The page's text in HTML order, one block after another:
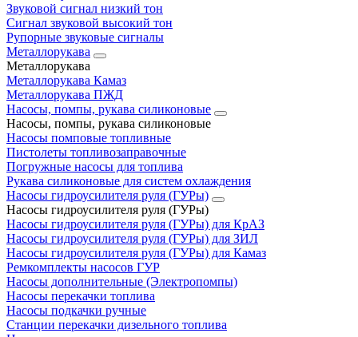
Звуковой сигнал низкий тон
Сигнал звуковой высокий тон
Рупорные звуковые сигналы
Металлорукава
Металлорукава
Металлорукава Камаз
Металлорукава ПЖД
Насосы, помпы, рукава силиконовые
Насосы, помпы, рукава силиконовые
Насосы помповые топливные
Пистолеты топливозаправочные
Погружные насосы для топлива
Рукава силиконовые для систем охлаждения
Насосы гидроусилителя руля (ГУРы)
Насосы гидроусилителя руля (ГУРы)
Насосы гидроусилителя руля (ГУРы) для КрАЗ
Насосы гидроусилителя руля (ГУРы) для ЗИЛ
Насосы гидроусилителя руля (ГУРы) для Камаз
Ремкомплекты насосов ГУР
Насосы дополнительные (Электропомпы)
Насосы перекачки топлива
Насосы подкачки ручные
Станции перекачки дизельного топлива